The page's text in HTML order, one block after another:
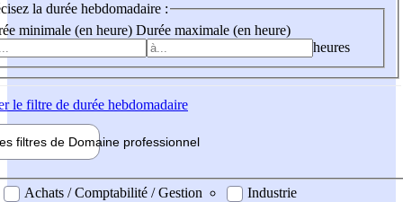
la durée hebdomadaire :
minimale (en heure) Durée maximale (en heure)
heures
le filtre de durée hebdomadaire
filtres de Domaine professionnel
professionel
Achats / Comptabilité / Gestion
Industrie